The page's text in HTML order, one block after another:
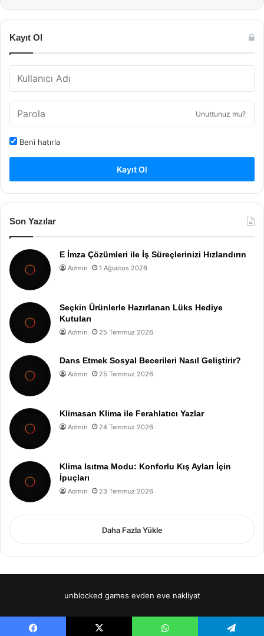
Kayıt Ol
Unuttunuz mu?
Beni hatırla
Kayıt Ol
Son Yazılar
E İmza Çözümleri ile İş Süreçlerinizi Hızlandırın
Admin 1 Ağustos 2026
Seçkin Ürünlerle Hazırlanan Lüks Hediye
Kutuları
Admin 25 Temmuz 2026
Dans Etmek Sosyal Becerileri Nasıl Geliştirir?
Admin 25 Temmuz 2026
Klimasan Klima ile Ferahlatıcı Yazlar
Admin 24 Temmuz 2026
Klima Isıtma Modu: Konforlu Kış Ayları İçin
İpuçları
Admin 23 Temmuz 2026
Daha Fazla Yükle
unblocked games evden eve nakliyat